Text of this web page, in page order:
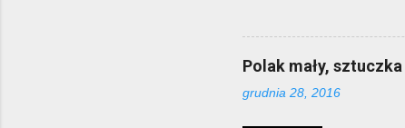
blistrami tabletek i
angina, pasuje!
dwie z z nich (jedna
założenia, że z pijanym
począć z poglądami ludzi,
Polak mały,
grudnia 28, 2016